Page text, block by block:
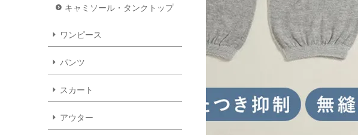
キャミソール・タンクトップ
ワンピース
パンツ
スカート
アウター